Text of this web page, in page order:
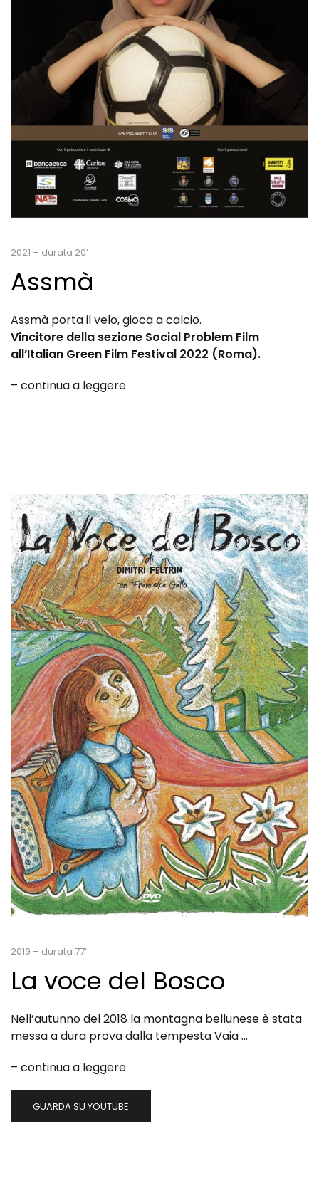
2021 – durata 20’
Assmà
Assmà porta il velo, gioca a calcio.
Vincitore della sezione Social Problem Film
all’Italian Green Film Festival 2022 (Roma).
– continua a leggere
2019 – durata 77’
La voce del Bosco
Nell’autunno del 2018 la montagna bellunese è stata
messa a dura prova dalla tempesta Vaia …
– continua a leggere
GUARDA SU YOUTUBE